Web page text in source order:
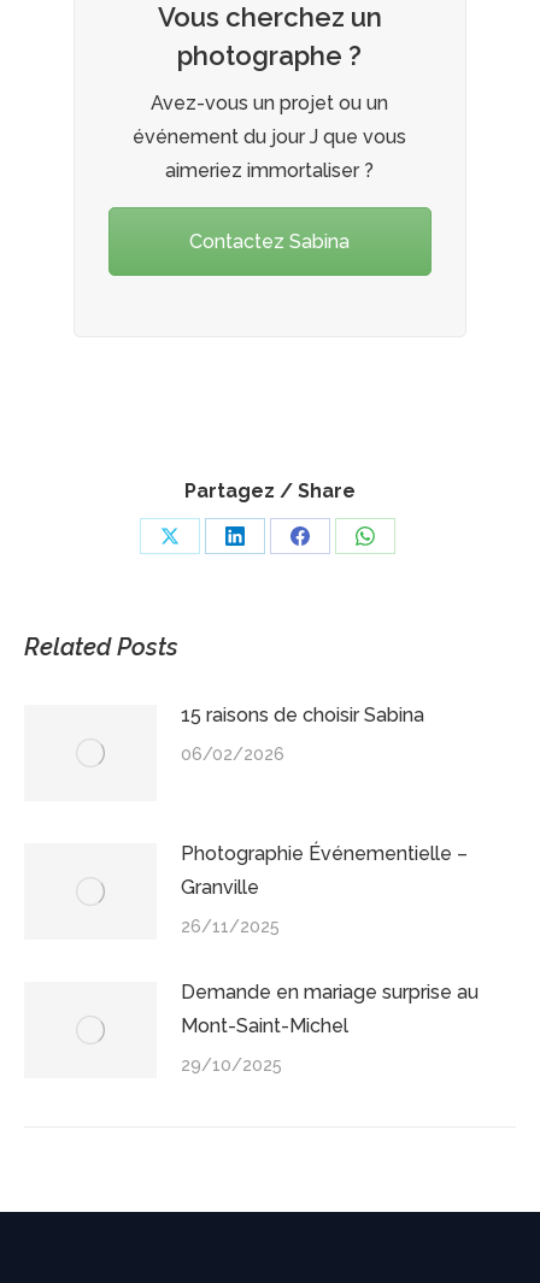
Vous cherchez un
photographe ?
Avez-vous un projet ou un
événement du jour J que vous
aimeriez immortaliser ?
Contactez Sabina
Partagez / Share
Share Share Share Share
Related Posts
15 raisons de choisir Sabina
06/02/2026
Photographie Événementielle –
Granville
26/11/2025
Demande en mariage surprise au
Mont-Saint-Michel
29/10/2025